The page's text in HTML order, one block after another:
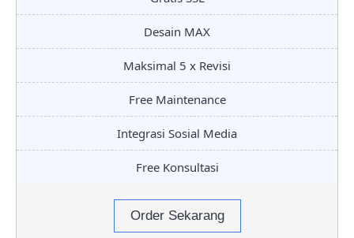
Desain MAX
Maksimal 5 x Revisi
Free Maintenance
Integrasi Sosial Media
Free Konsultasi
Order Sekarang